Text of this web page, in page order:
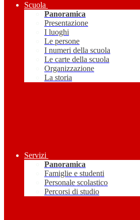
Scuola
Panoramica
Presentazione
I luoghi
Le persone
I numeri della scuola
Le carte della scuola
Organizzazione
La storia
Servizi
Panoramica
Famiglie e studenti
Personale scolastico
Percorsi di studio